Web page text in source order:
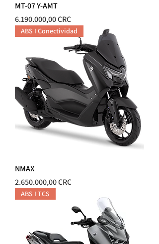
MT-07 Y-AMT
Precio
6.190.000,00 CRC
ABS I Conectividad
NMAX
Precio
2.650.000,00 CRC
ABS I TCS